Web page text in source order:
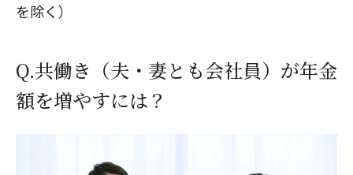
を除く）
Q.共働き（夫・妻とも会社員）が年金
額を増やすには？